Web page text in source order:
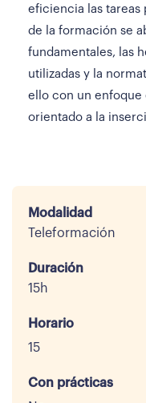
eficiencia las tareas
de la formación se
fundamentales, las
utilizadas y la
ello con un
orientado a la
Modalidad
Teleformación
Duración
15h
Horario
15
Con prácticas